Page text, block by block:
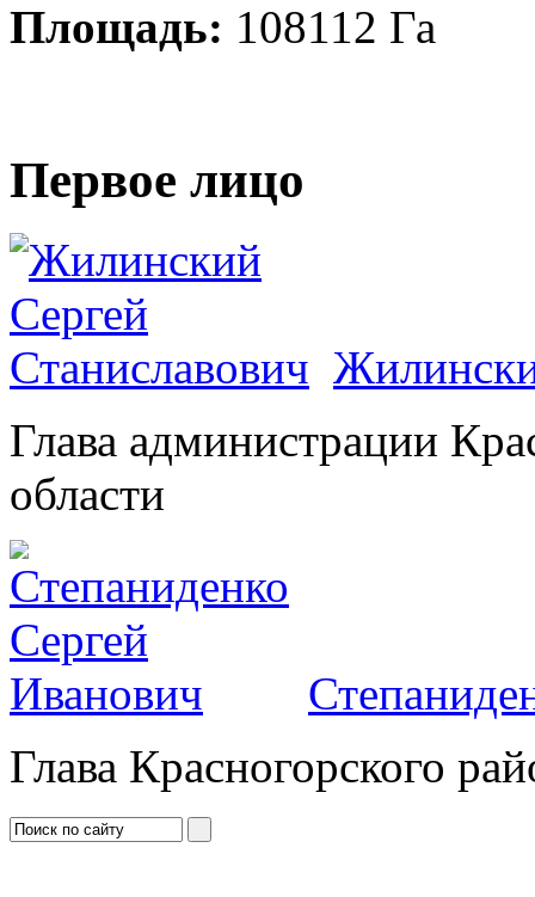
Площадь: 108112 Га
Первое лицо
Глава администрации
области
Глава Красногорского